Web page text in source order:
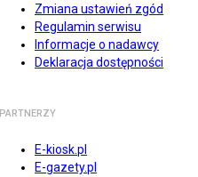
Zmiana ustawień zgód
Regulamin serwisu
Informacje o nadawcy
Deklaracja dostępności
PARTNERZY
E-kiosk.pl
E-gazety.pl